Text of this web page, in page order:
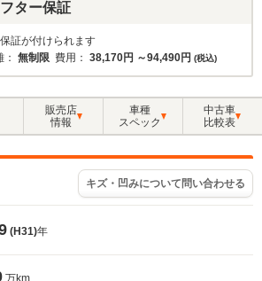
ター保証
証が付けられます
： 無制限 費用： 38,170円 ～94,490円 (税込)
販売店
情報
車種
スペック
中古車
比較表
キズ・凹みについて問い合わせる
(H31)年
万km